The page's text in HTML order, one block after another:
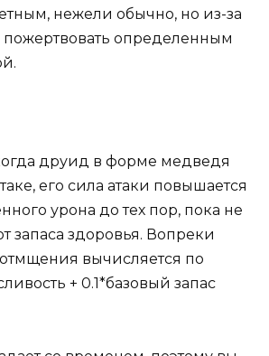
нежели обычно, но из-за
пожертвовать определенным
друид в форме медведя
его сила атаки повышается
урона до тех пор, пока не
запаса здоровья. Вопреки
вычисляется по
+ 0.1*базовый запас